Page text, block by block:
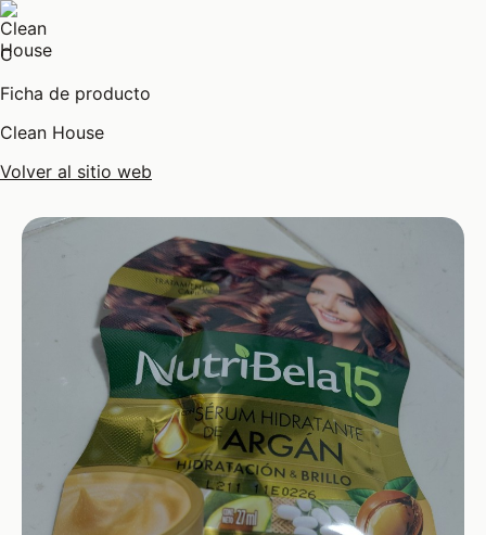
C
Ficha de producto
Clean House
Volver al sitio web